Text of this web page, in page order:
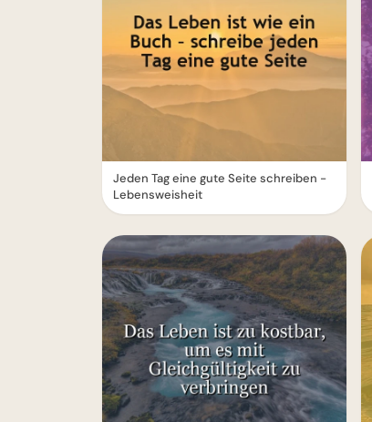
Jeden Tag eine gute Seite schreiben -
Lebensweisheit